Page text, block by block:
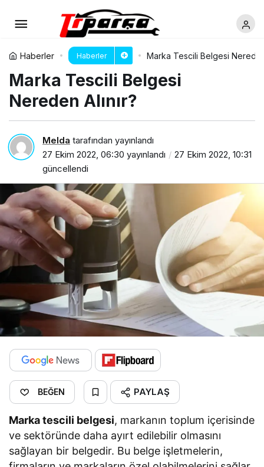
Haberler Haberler Marka Tescili Belgesi Nereden
Marka Tescili Belgesi
Nereden Alınır?
Melda tarafından yayınlandı
27 Ekim 2022, 06:30 yayınlandı
27 Ekim 2022, 10:31
güncellendi
BEĞEN PAYLAŞ
Marka tescili belgesi, markanın toplum içerisinde
ve sektöründe daha ayırt edilebilir olmasını
sağlayan bir belgedir. Bu belge işletmelerin,